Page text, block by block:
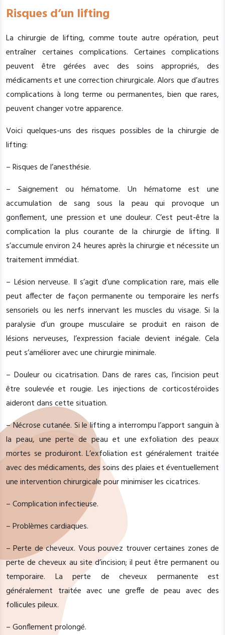
Risques d’un lifting
La chirurgie de lifting, comme toute autre opération, peut
entraîner certaines complications. Certaines complications
peuvent être gérées avec des soins appropriés, des
médicaments et une correction chirurgicale. Alors que d’autres
complications à long terme ou permanentes, bien que rares,
peuvent changer votre apparence.
Voici quelques-uns des risques possibles de la chirurgie de
lifting:
– Risques de l’anesthésie.
– Saignement ou hématome. Un hématome est une
accumulation de sang sous la peau qui provoque un
gonflement, une pression et une douleur. C’est peut-être la
complication la plus courante de la chirurgie de lifting. Il
s’accumule environ 24 heures après la chirurgie et nécessite un
traitement immédiat.
– Lésion nerveuse. Il s’agit d’une complication rare, mais elle
peut affecter de façon permanente ou temporaire les nerfs
sensoriels ou les nerfs innervant les muscles du visage. Si la
paralysie d’un groupe musculaire se produit en raison de
lésions nerveuses, l’expression faciale devient inégale. Cela
peut s’améliorer avec une chirurgie minimale.
– Douleur ou cicatrisation. Dans de rares cas, l’incision peut
être soulevée et rougie. Les injections de corticostéroïdes
aideront dans cette situation.
– Nécrose cutanée. Si le lifting a interrompu l’apport sanguin à
la peau, une perte de peau et une exfoliation des peaux
mortes se produiront. L’exfoliation est généralement traitée
avec des médicaments, des soins des plaies et éventuellement
une intervention chirurgicale pour minimiser les cicatrices.
– Complication infectieuse.
– Problèmes cardiaques.
– Perte de cheveux. Vous pouvez trouver certaines zones de
perte de cheveux au site d’incision; il peut être permanent ou
temporaire. La perte de cheveux permanente est
généralement traitée avec une greffe de peau avec des
follicules pileux.
– Gonflement prolongé.